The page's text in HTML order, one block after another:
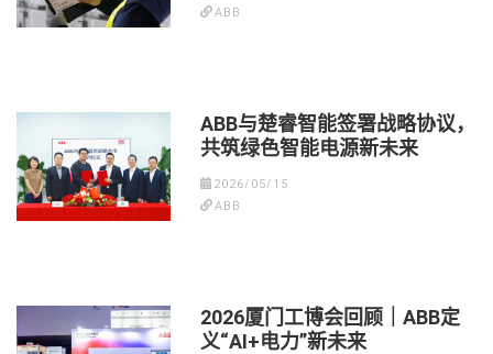
ABB
ABB与楚睿智能签署战略协议，
共筑绿色智能电源新未来
2026/05/15
ABB
2026厦门工博会回顾｜ABB定
义“AI+电力”新未来